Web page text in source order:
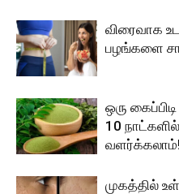
விரைவாக
பழங்களை
ஒரு
10
முகத்தில்